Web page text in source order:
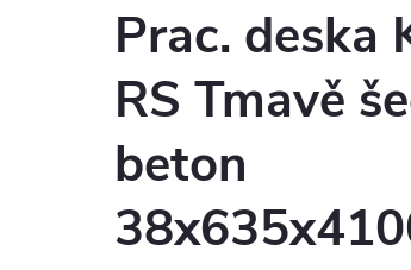
Prac. deska
RS Tmavě
beton